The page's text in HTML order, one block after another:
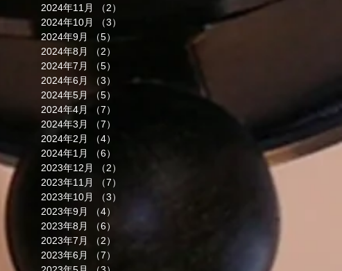
2024年11月
（2）
2024年10月
（3）
2024年9月
（5）
2024年8月
（2）
2024年7月
（5）
2024年6月
（3）
3件の記事
2024年5月
（5）
2024年4月
（7）
2024年3月
（7）
2024年2月
（4）
2024年1月
（6）
2023年12月
（2）
2023年11月
（7）
2023年10月
（3）
2023年9月
（4）
2023年8月
（6）
2023年7月
（2）
2023年6月
（7）